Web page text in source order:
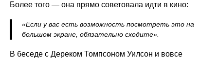
Более того — она прямо советовала идти в кино:
«Если у вас есть возможность посмотреть это на
большом экране, обязательно сходите».
В беседе с Дереком Томпсоном Уилсон и вовсе